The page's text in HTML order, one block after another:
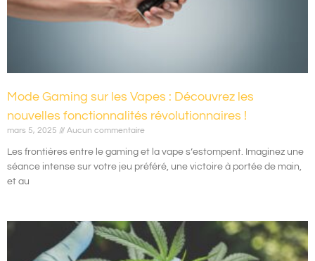
Mode Gaming sur les Vapes : Découvrez les
nouvelles fonctionnalités révolutionnaires !
mars 5, 2025 Aucun commentaire
Les frontières entre le gaming et la vape s’estompent. Imaginez une
séance intense sur votre jeu préféré, une victoire à portée de main,
et au